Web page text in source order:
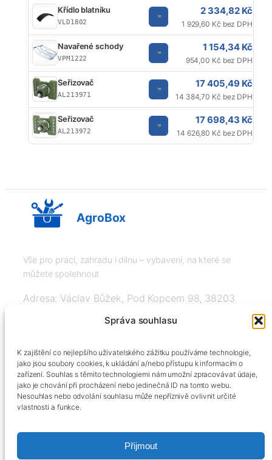
Správa souhlasu
K zajištění co nejlepšího uživatelského zážitku používáme technologie,
jako jsou soubory cookies, k ukládání a/nebo přístupu k informacím o
zařízení. Souhlas s těmito technologiemi nám umožní zpracovávat údaje,
jako je chování při procházení nebo jedinečná ID na tomto webu.
Nesouhlas nebo odvolání souhlasu může nepříznivě ovlivnit určité
vlastnosti a funkce.
Přijmout
Křídlo blatníku
VLD1802
2 334,82 Kč
1 929,60 Kč bez DPH
Navařené schody
VPM1222
1 154,34 Kč
954,00 Kč bez DPH
Seřizovač
AL213971
17 405,49 Kč
14 384,70 Kč bez DPH
Seřizovač
AL213972
17 698,43 Kč
14 626,80 Kč bez DPH
AgroBox
Vše pro práci, zahradu i dílnu – vybavení, na které se
můžete spolehnout
Adresa: Václav Bůžek, Pod Kopcem 98, 38203
+420606334248, info@agrobox.cz
Obchodní podmínky